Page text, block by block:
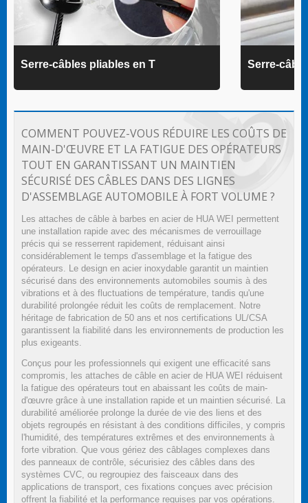
Serre-câbles pliables en T Serre-
COMMENT POUVEZ-VOUS RÉDUIRE LES COÛTS DE
MAIN-D'ŒUVRE ET LA FATIGUE DES OPÉRATEURS
TOUT EN GARANTISSANT UN MAINTIEN
SÉCURISÉ DES CÂBLES DANS DES LIGNES
D'ASSEMBLAGE AUTOMOBILE À FORT VOLUME ?
Les attaches de câble à barbes en acier de HUA WEI permettent
une installation rapide avec des mécanismes de verrouillage
précis qui se resserrent rapidement, réduisant ainsi
considérablement le temps d'assemblage et la fatigue des
opérateurs. Le design en acier inoxydable garantit un maintien
sécurisé dans des environnements automobiles soumis à des
vibrations et à des fluctuations de température, tandis qu'une
durabilité prolongée réduit les coûts de remplacement. Notre
héritage de fabrication de 50 ans et nos certifications UL/CSA
garantissent la fiabilité dans les environnements de production les
plus exigeants.
Conçus pour les professionnels qui exigent une efficacité sans
compromis, les attaches de câble en acier de HUA WEI réduisent
la fatigue des opérateurs tout en abaissant les coûts de main-
d'œuvre grâce à une installation rapide et un maintien sécurisé. La
durabilité améliorée prolonge la durée de vie des liens et des
objets regroupés en résistant à des conditions difficiles, y compris
l'humidité, des températures extrêmes et des environnements à
forte vibration. Que vous gériez des câblages complexes dans
des panneaux de contrôle, sécurisiez des câbles dans des
systèmes CVC, ou regroupiez des faisceaux dans des
applications de transport, ces fixations conçues avec précision
offrent la fiabilité et la performance requises par vos opérations.